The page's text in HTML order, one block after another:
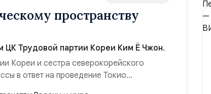
пространству
ЦК Трудовой партии Кореи Ким Ё Чжон.
Кореи и сестра северокорейского
в ответ на проведение Токио
ракет Томагавк.«Япония отбросила